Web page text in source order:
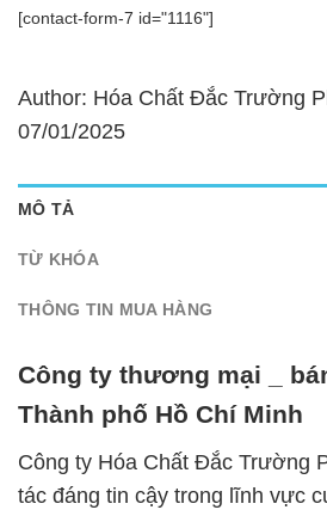
[contact-form-7 id="1116"]
Author: Hóa Chất Đắc Trường
07/01/2025
MÔ TẢ
TỪ KHÓA
THÔNG TIN MUA HÀNG
Công ty thương mại _
Thành phố Hồ Chí Minh
Công ty Hóa Chất Đắc Trường
tác đáng tin cậy trong lĩnh vực